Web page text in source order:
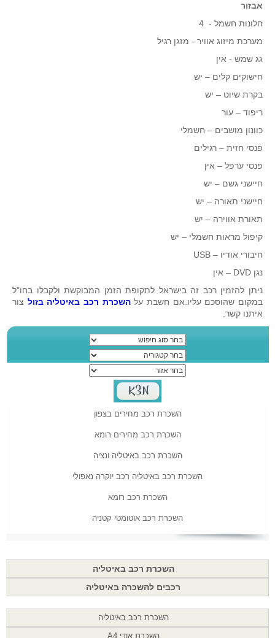
אבזור
חלונות חשמל - 4
מערכת מיזוג אוויר - מזגן רגיל
גג שמש - אין
חישוקים קלים – יש
בקרת שיוט – יש
ריפוד – עור
כוונון מושבים – חשמלי
פנסי חזית – רגילים
פנסי ערפל – אין
חיישני גשם – יש
חיישני תאורה – יש
תאורת אווירה – יש
קיפול מראות חשמלי – יש
חיבורי אודיו – USB
נגן DVD – אין
ניתן להזמין רכב זה בישראל לתקופת הזמן המבוקשת ולקבלו בחו"ל
במקום שהוסכם עליו.אם חשבת עלהשכרת רכב באיטליה בזול צור
איתנו קשר.
השכרת רכב מחירים בצפון
השכרת רכב מחירים רומא
השכרת רכב באיטליה ונציה
השכרת רכב באיטליה רכב יוקרה נאפולי
השכרת רכב רומא
השכרת רכב אוטומטי קטניה
השכרת רכב באיטליה
רכבים להשכרה באיטליה
השכרת רכב באיטליה
השכרת אודי A4